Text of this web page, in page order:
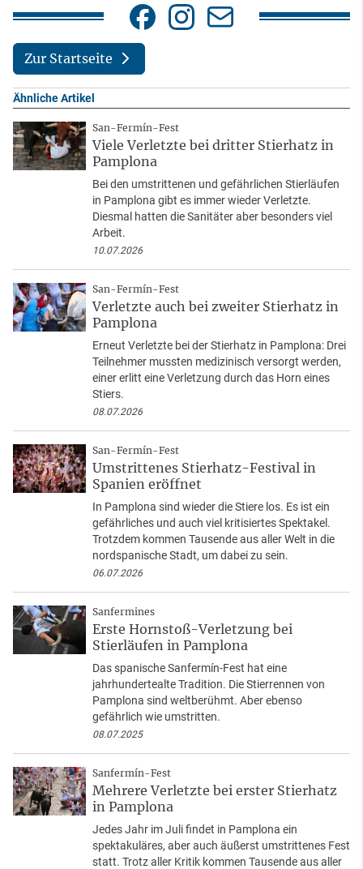
Zur Startseite
Ähnliche Artikel
San-Fermín-Fest
Viele Verletzte bei dritter Stierhatz in
Pamplona
Bei den umstrittenen und gefährlichen Stierläufen
in Pamplona gibt es immer wieder Verletzte.
Diesmal hatten die Sanitäter aber besonders viel
Arbeit.
10.07.2026
San-Fermín-Fest
Verletzte auch bei zweiter Stierhatz in
Pamplona
Erneut Verletzte bei der Stierhatz in Pamplona: Drei
Teilnehmer mussten medizinisch versorgt werden,
einer erlitt eine Verletzung durch das Horn eines
Stiers.
08.07.2026
San-Fermín-Fest
Umstrittenes Stierhatz-Festival in
Spanien eröffnet
In Pamplona sind wieder die Stiere los. Es ist ein
gefährliches und auch viel kritisiertes Spektakel.
Trotzdem kommen Tausende aus aller Welt in die
nordspanische Stadt, um dabei zu sein.
06.07.2026
Sanfermines
Erste Hornstoß-Verletzung bei
Stierläufen in Pamplona
Das spanische Sanfermín-Fest hat eine
jahrhundertealte Tradition. Die Stierrennen von
Pamplona sind weltberühmt. Aber ebenso
gefährlich wie umstritten.
08.07.2025
Sanfermín-Fest
Mehrere Verletzte bei erster Stierhatz
in Pamplona
Jedes Jahr im Juli findet in Pamplona ein
spektakuläres, aber auch äußerst umstrittenes Fest
statt. Trotz aller Kritik kommen Tausende aus aller